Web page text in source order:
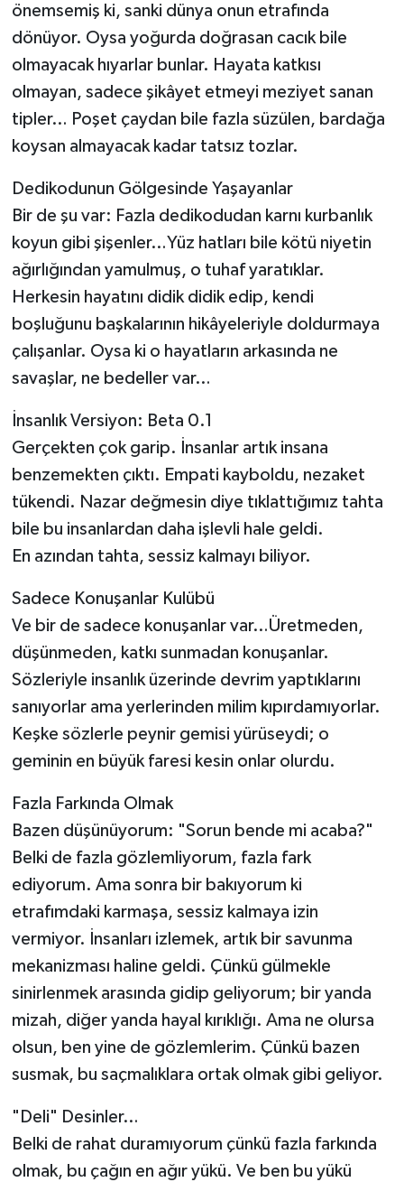
önemsemiş ki, sanki dünya onun etrafında
dönüyor. Oysa yoğurda doğrasan cacık bile
olmayacak hıyarlar bunlar. Hayata katkısı
olmayan, sadece şikâyet etmeyi meziyet sanan
tipler… Poşet çaydan bile fazla süzülen, bardağa
koysan almayacak kadar tatsız tozlar.
Dedikodunun Gölgesinde Yaşayanlar
Bir de şu var: Fazla dedikodudan karnı kurbanlık
koyun gibi şişenler…Yüz hatları bile kötü niyetin
ağırlığından yamulmuş, o tuhaf yaratıklar.
Herkesin hayatını didik didik edip, kendi
boşluğunu başkalarının hikâyeleriyle doldurmaya
çalışanlar. Oysa ki o hayatların arkasında ne
savaşlar, ne bedeller var…
İnsanlık Versiyon: Beta 0.1
Gerçekten çok garip. İnsanlar artık insana
benzemekten çıktı. Empati kayboldu, nezaket
tükendi. Nazar değmesin diye tıklattığımız tahta
bile bu insanlardan daha işlevli hale geldi.
En azından tahta, sessiz kalmayı biliyor.
Sadece Konuşanlar Kulübü
Ve bir de sadece konuşanlar var…Üretmeden,
düşünmeden, katkı sunmadan konuşanlar.
Sözleriyle insanlık üzerinde devrim yaptıklarını
sanıyorlar ama yerlerinden milim kıpırdamıyorlar.
Keşke sözlerle peynir gemisi yürüseydi; o
geminin en büyük faresi kesin onlar olurdu.
Fazla Farkında Olmak
Bazen düşünüyorum: "Sorun bende mi acaba?"
Belki de fazla gözlemliyorum, fazla fark
ediyorum. Ama sonra bir bakıyorum ki
etrafımdaki karmaşa, sessiz kalmaya izin
vermiyor. İnsanları izlemek, artık bir savunma
mekanizması haline geldi. Çünkü gülmekle
sinirlenmek arasında gidip geliyorum; bir yanda
mizah, diğer yanda hayal kırıklığı. Ama ne olursa
olsun, ben yine de gözlemlerim. Çünkü bazen
susmak, bu saçmalıklara ortak olmak gibi geliyor.
"Deli" Desinler…
Belki de rahat duramıyorum çünkü fazla farkında
olmak, bu çağın en ağır yükü. Ve ben bu yükü